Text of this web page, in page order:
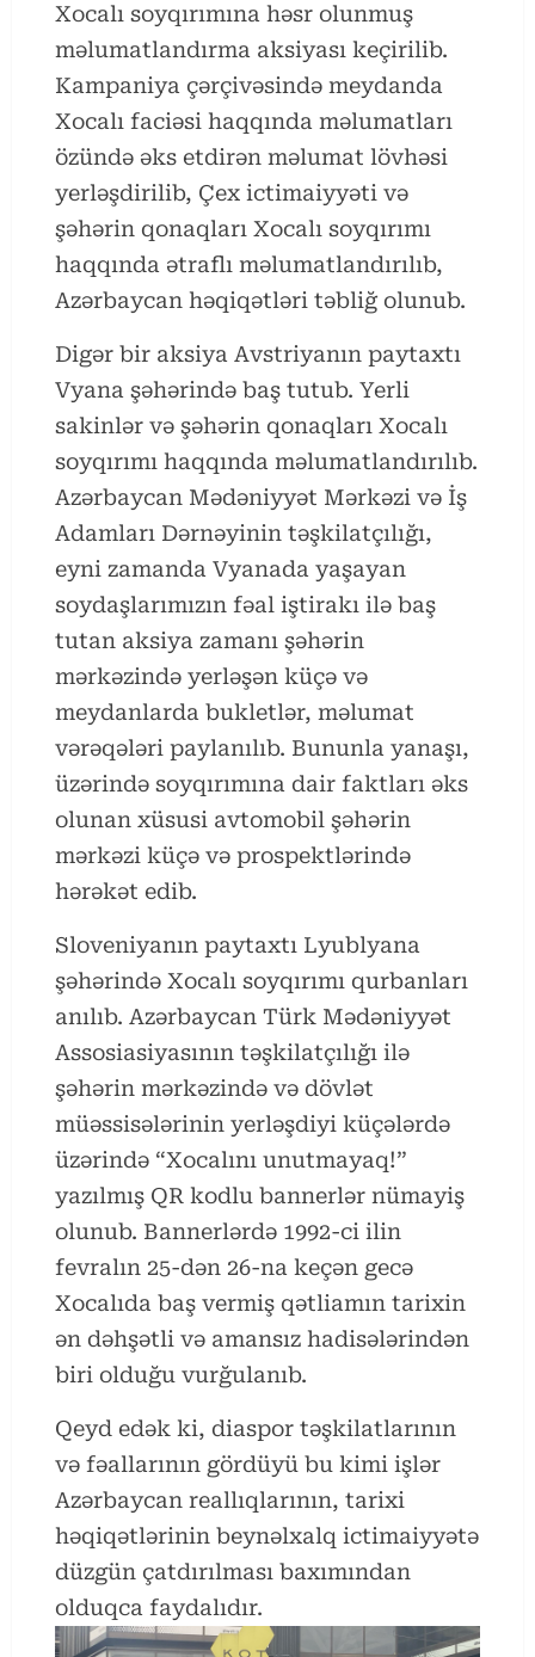
Xocalı soyqırımına həsr olunmuş
məlumatlandırma aksiyası keçirilib.
Kampaniya çərçivəsində meydanda
Xocalı faciəsi haqqında məlumatları
özündə əks etdirən məlumat lövhəsi
yerləşdirilib, Çex ictimaiyyəti və
şəhərin qonaqları Xocalı soyqırımı
haqqında ətraflı məlumatlandırılıb,
Azərbaycan həqiqətləri təbliğ olunub.
Digər bir aksiya Avstriyanın paytaxtı
Vyana şəhərində baş tutub. Yerli
sakinlər və şəhərin qonaqları Xocalı
soyqırımı haqqında məlumatlandırılıb.
Azərbaycan Mədəniyyət Mərkəzi və İş
Adamları Dərnəyinin təşkilatçılığı,
eyni zamanda Vyanada yaşayan
soydaşlarımızın fəal iştirakı ilə baş
tutan aksiya zamanı şəhərin
mərkəzində yerləşən küçə və
meydanlarda bukletlər, məlumat
vərəqələri paylanılıb. Bununla yanaşı,
üzərində soyqırımına dair faktları əks
olunan xüsusi avtomobil şəhərin
mərkəzi küçə və prospektlərində
hərəkət edib.
Sloveniyanın paytaxtı Lyublyana
şəhərində Xocalı soyqırımı qurbanları
anılıb. Azərbaycan Türk Mədəniyyət
Assosiasiyasının təşkilatçılığı ilə
şəhərin mərkəzində və dövlət
müəssisələrinin yerləşdiyi küçələrdə
üzərində “Xocalını unutmayaq!”
yazılmış QR kodlu bannerlər nümayiş
olunub. Bannerlərdə 1992-ci ilin
fevralın 25-dən 26-na keçən gecə
Xocalıda baş vermiş qətliamın tarixin
ən dəhşətli və amansız hadisələrindən
biri olduğu vurğulanıb.
Qeyd edək ki, diaspor təşkilatlarının
və fəallarının gördüyü bu kimi işlər
Azərbaycan reallıqlarının, tarixi
həqiqətlərinin beynəlxalq ictimaiyyətə
düzgün çatdırılması baxımından
olduqca faydalıdır.